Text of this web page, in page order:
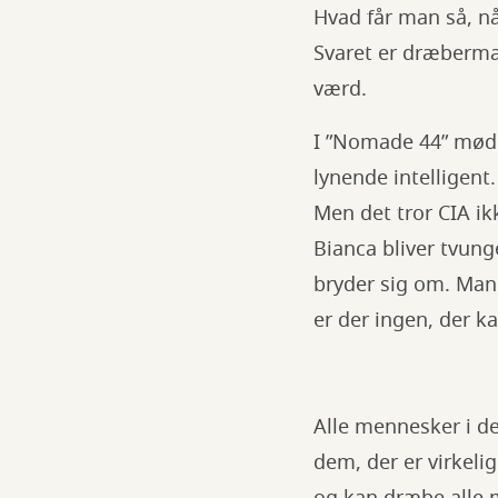
Hvad får man så,
Svaret er
værd.
I ”Nomade 44”
lynende
Men det tror CIA
Bianca bliver
bryder sig om.
er der ingen, der
Alle mennesker i
dem, der er